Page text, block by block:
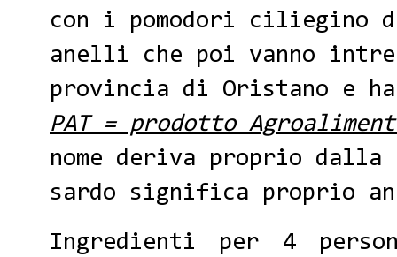
con i pomodori ciliegino
anelli che poi vanno
provincia di Oristano e
PAT = prodotto
nome deriva proprio dalla
sardo significa proprio
Ingredienti per 4